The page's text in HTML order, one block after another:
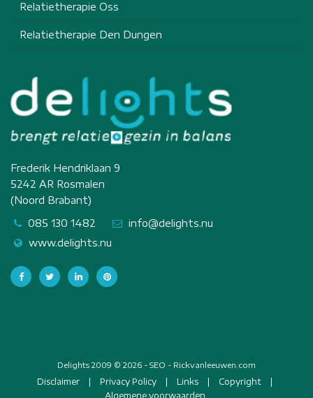
Relatietherapie Oss
Relatietherapie Den Dungen
Frederik Hendriklaan 9
5242 AR Rosmalen
(Noord Brabant)
085 130 1482
info@delights.nu
www.delights.nu
Delights 2009 © 2026 - SEO - Rickvanleeuwen.com
Disclaimer Privacy Policy Links Copyright
Algemene voorwaarden